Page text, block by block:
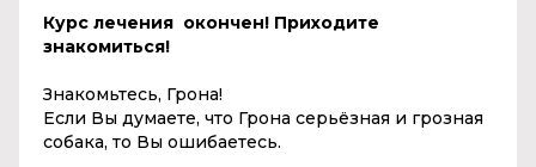
Курс лечения окончен! Приходите
знакомиться!
Знакомьтесь, Грона!
Если Вы думаете, что Грона серьёзная и грозная
собака, то Вы ошибаетесь.